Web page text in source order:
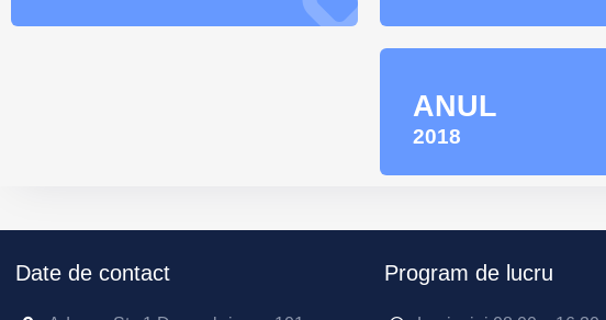
ANUL
2018
Date de contact Program de lucru